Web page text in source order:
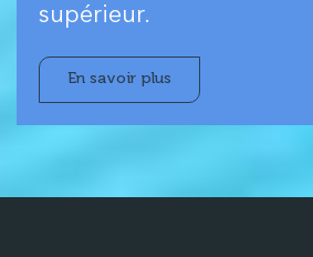
supérieur.
En savoir plus